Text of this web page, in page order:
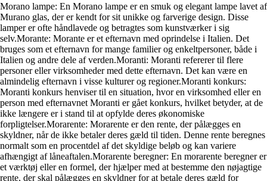
Morano lampe: En Morano lampe er en smuk og elegant lampe lavet af
Murano glas, der er kendt for sit unikke og farverige design. Disse
lamper er ofte håndlavede og betragtes som kunstværker i sig
selv.Morante: Morante er et efternavn med oprindelse i Italien. Det
bruges som et efternavn for mange familier og enkeltpersoner, både i
Italien og andre dele af verden.Moranti: Moranti refererer til flere
personer eller virksomheder med dette efternavn. Det kan være en
almindelig efternavn i visse kulturer og regioner.Moranti konkurs:
Moranti konkurs henviser til en situation, hvor en virksomhed eller en
person med efternavnet Moranti er gået konkurs, hvilket betyder, at de
ikke længere er i stand til at opfylde deres økonomiske
forpligtelser.Morarente: Morarente er den rente, der pålægges en
skyldner, når de ikke betaler deres gæld til tiden. Denne rente beregnes
normalt som en procentdel af det skyldige beløb og kan variere
afhængigt af låneaftalen.Morarente beregner: En morarente beregner er
et værktøj eller en formel, der hjælper med at bestemme den nøjagtige
rente, der skal pålægges en skyldner for at betale deres gæld for